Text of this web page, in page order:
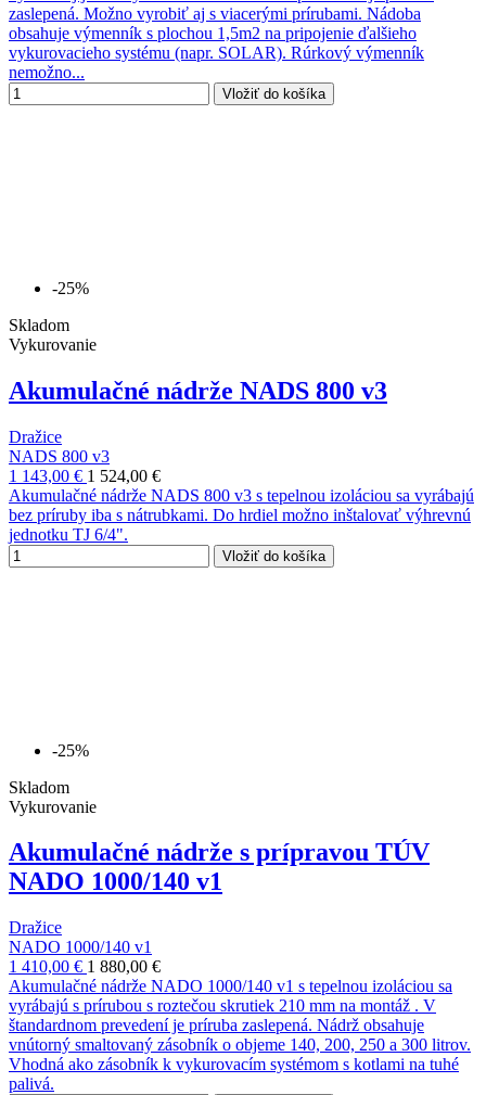
zaslepená. Možno vyrobiť aj s viacerými prírubami. Nádoba
obsahuje výmenník s plochou 1,5m2 na pripojenie ďalšieho
vykurovacieho systému (napr. SOLAR). Rúrkový výmenník
nemožno...
Vložiť do košíka
-25%
Skladom
Vykurovanie
Akumulačné nádrže NADS 800 v3
Dražice
NADS 800 v3
1 143,00 € 1 524,00 €
Akumulačné nádrže NADS 800 v3 s tepelnou izoláciou sa vyrábajú
bez príruby iba s nátrubkami. Do hrdiel možno inštalovať výhrevnú
jednotku TJ 6/4".
Vložiť do košíka
-25%
Skladom
Vykurovanie
Akumulačné nádrže s prípravou TÚV
NADO 1000/140 v1
Dražice
NADO 1000/140 v1
1 410,00 € 1 880,00 €
Akumulačné nádrže NADO 1000/140 v1 s tepelnou izoláciou sa
vyrábajú s prírubou s roztečou skrutiek 210 mm na montáž . V
štandardnom prevedení je príruba zaslepená. Nádrž obsahuje
vnútorný smaltovaný zásobník o objeme 140, 200, 250 a 300 litrov.
Vhodná ako zásobník k vykurovacím systémom s kotlami na tuhé
palivá.